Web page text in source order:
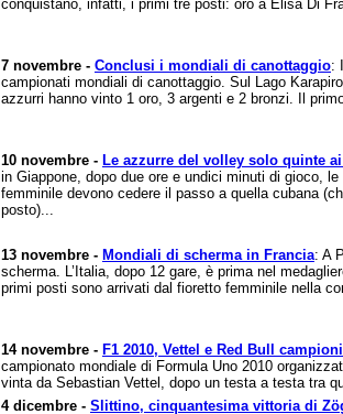
conquistano, infatti, i primi tre posti: oro a Elisa Di
7 novembre - Conclusi i mondiali di canottaggio:
campionati mondiali di canottaggio. Sul Lago
azzurri hanno vinto 1 oro, 3 argenti e 2 bronzi. Il
10 novembre - Le azzurre del volley solo quinte
in Giappone, dopo due ore e undici minuti di gioco,
femminile devono cedere il passo a quella cubana
posto)...
13 novembre - Mondiali di scherma in Francia: A
scherma. L’Italia, dopo 12 gare, è prima nel
primi posti sono arrivati dal fioretto femminile nella
14 novembre - F1 2010, Vettel e Red Bull campioni
campionato mondiale di Formula Uno 2010
vinta da Sebastian Vettel, dopo un testa a testa tra
4 dicembre - Slittino, cinquantesima vittoria di